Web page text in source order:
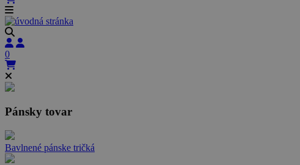
0
Pánsky tovar
Bavlnené pánske tričká